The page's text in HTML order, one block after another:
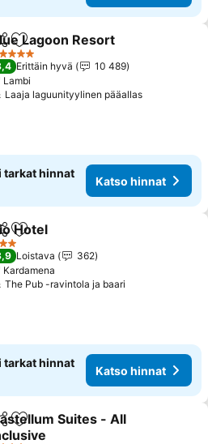
Lisää suosikkeihin
Lagoon Resort
Erittäin hyvä
10 489
Lambi
Laaja laguunityylinen pääallas
tarkat hinnat
Katso hinnat
Lisää suosikkeihin
Hotel
Loistava
362
Kardamena
The Pub -ravintola ja baari
tarkat hinnat
Katso hinnat
Lisää suosikkeihin
Suites - All